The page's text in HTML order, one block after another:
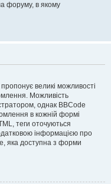
форуму, в якому
великі можливості
Можливість
однак BBCode
в кожній формі
теги оточуються
інформацією про
яка доступна з форми